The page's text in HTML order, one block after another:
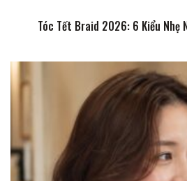
Tóc Tết Braid 2026: 6 Kiểu Nhẹ